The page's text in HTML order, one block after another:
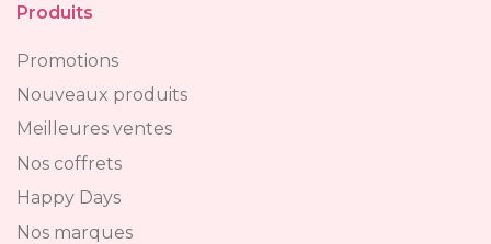
Produits
Promotions
Nouveaux produits
Meilleures ventes
Nos coffrets
Happy Days
Nos marques